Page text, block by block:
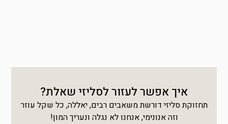
איך אפשר לעזור לסליזי שאלת?
תחזוקת סליזי דורשת משאבים רבים, יאללה, כל שקל עוזר
וזה אנונימי, אנחנו לא נגלה ונעריך המון!